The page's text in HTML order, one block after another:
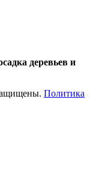
деревьев и
Политика